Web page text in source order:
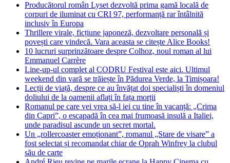
Producătorul român Lyset dezvoltă prima gamă locală de
corpuri de iluminat cu CRI 97, performanță rar întâlnită
inclusiv în Europa
Thrillere virale, ficțiune japoneză, dezvoltare personală și
povești care vindecă. Vara aceasta se citește Alice Books!
10 lucruri surprinzătoare despre Colhoz, noul roman al lui
Emmanuel Carrère
Line-up-ul complet al CODRU Festival este aici. Ultimul
weekend din vară se trăiește în Pădurea Verde, la Timișoara!
Lecții de viață, despre ce au învățat doi specialiști în domeniul
doliului de la oamenii aflați în fața morții
Romanul pe care vei vrea să-l iei cu tine în vacanță: „Crima
din Capri”, o escapadă în cea mai frumoasă insulă a Italiei,
unde paradisul ascunde un secret mortal.
Un „rollercoaster emoționant”, romanul „Stare de visare” a
fost selectat și recomandat chiar de Oprah Winfrey la clubul
său de carte